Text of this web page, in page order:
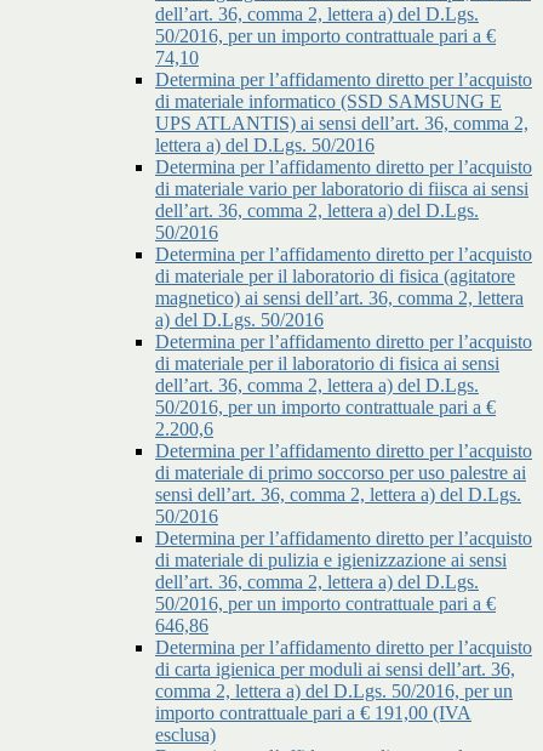
dell’art. 36, comma 2, lettera a) del D.Lgs.
50/2016, per un importo contrattuale pari a €
74,10
Determina per l’affidamento diretto per l’acquisto
di materiale informatico (SSD SAMSUNG E
UPS ATLANTIS) ai sensi dell’art. 36, comma 2,
lettera a) del D.Lgs. 50/2016
Determina per l’affidamento diretto per l’acquisto
di materiale vario per laboratorio di fiisca ai sensi
dell’art. 36, comma 2, lettera a) del D.Lgs.
50/2016
Determina per l’affidamento diretto per l’acquisto
di materiale per il laboratorio di fisica (agitatore
magnetico) ai sensi dell’art. 36, comma 2, lettera
a) del D.Lgs. 50/2016
Determina per l’affidamento diretto per l’acquisto
di materiale per il laboratorio di fisica ai sensi
dell’art. 36, comma 2, lettera a) del D.Lgs.
50/2016, per un importo contrattuale pari a €
2.200,6
Determina per l’affidamento diretto per l’acquisto
di materiale di primo soccorso per uso palestre ai
sensi dell’art. 36, comma 2, lettera a) del D.Lgs.
50/2016
Determina per l’affidamento diretto per l’acquisto
di materiale di pulizia e igienizzazione ai sensi
dell’art. 36, comma 2, lettera a) del D.Lgs.
50/2016, per un importo contrattuale pari a €
646,86
Determina per l’affidamento diretto per l’acquisto
di carta igienica per moduli ai sensi dell’art. 36,
comma 2, lettera a) del D.Lgs. 50/2016, per un
importo contrattuale pari a € 191,00 (IVA
esclusa)